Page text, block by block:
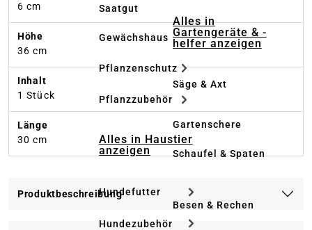
Saatgut
Gewächshaus
Pflanzenschutz
Pflanzzubehör
Alles in Haustier
anzeigen
Hundefutter
Hundezubehör
Alles in
Gartengeräte & -
helfer anzeigen
Säge & Axt
Gartenschere
Schaufel & Spaten
Besen & Rechen
6 cm
Höhe
36 cm
Inhalt
1 Stück
Länge
30 cm
Produktbeschreibung